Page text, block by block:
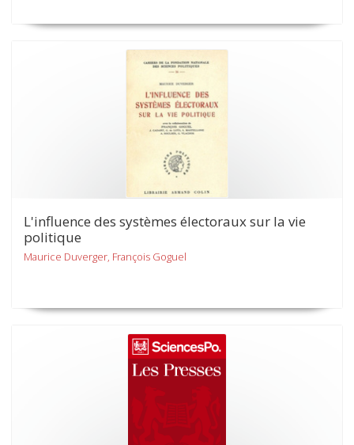
L'influence des systèmes électoraux sur la vie
politique
Maurice Duverger, François Goguel